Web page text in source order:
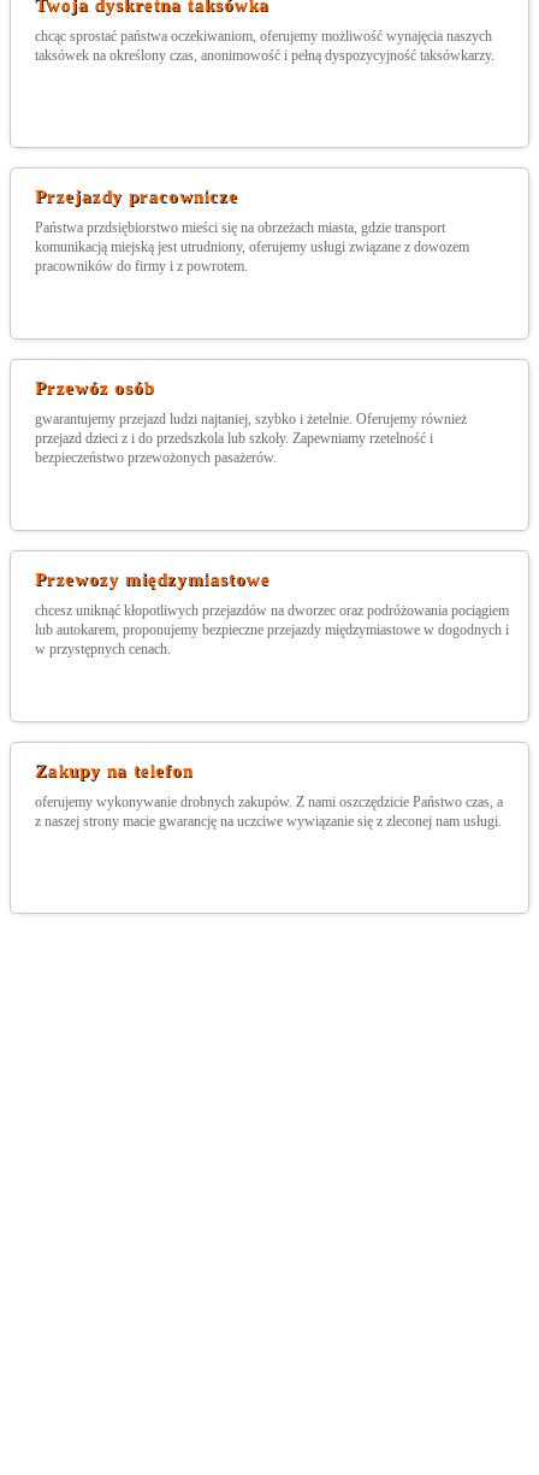
Twoja dyskretna taksówka
chcąc sprostać państwa oczekiwaniom, oferujemy możliwość wynajęcia naszych
taksówek na określony czas, anonimowość i pełną dyspozycyjność taksówkarzy.
Przejazdy pracownicze
Państwa przdsiębiorstwo mieści się na obrzeżach miasta, gdzie transport
komunikacją miejską jest utrudniony, oferujemy usługi związane z dowozem
pracowników do firmy i z powrotem.
Przewóz osób
gwarantujemy przejazd ludzi najtaniej, szybko i żetelnie. Oferujemy również
przejazd dzieci z i do przedszkola lub szkoły. Zapewniamy rzetelność i
bezpieczeństwo przewożonych pasażerów.
Przewozy międzymiastowe
chcesz uniknąć kłopotliwych przejazdów na dworzec oraz podróżowania pociągiem
lub autokarem, proponujemy bezpieczne przejazdy międzymiastowe w dogodnych i
w przystępnych cenach.
Zakupy na telefon
oferujemy wykonywanie drobnych zakupów. Z nami oszczędzicie Państwo czas, a
z naszej strony macie gwarancję na uczciwe wywiązanie się z zleconej nam usługi.